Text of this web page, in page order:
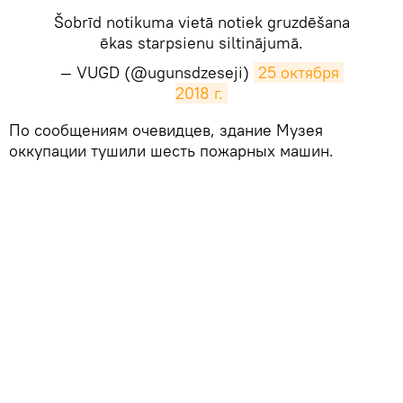
Šobrīd notikuma vietā notiek gruzdēšana
ēkas starpsienu siltinājumā.
— VUGD (@ugunsdzeseji) 25 октября
2018 г.
​По сообщениям очевидцев, здание Музея
оккупации тушили шесть пожарных машин.